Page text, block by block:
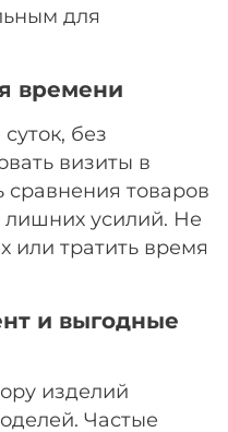
для
времени
без
визиты в
товаров
лишних усилий. Не
или тратить время
и выгодные
изделий
Частые